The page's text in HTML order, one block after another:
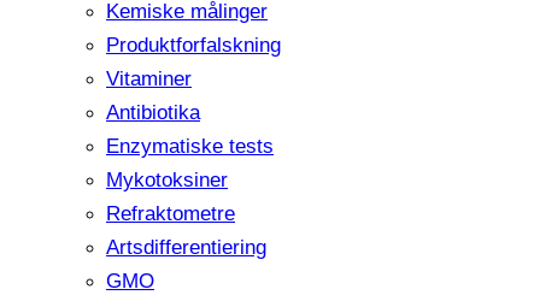
Kemiske målinger
Produktforfalskning
Vitaminer
Antibiotika
Enzymatiske tests
Mykotoksiner
Refraktometre
Artsdifferentiering
GMO